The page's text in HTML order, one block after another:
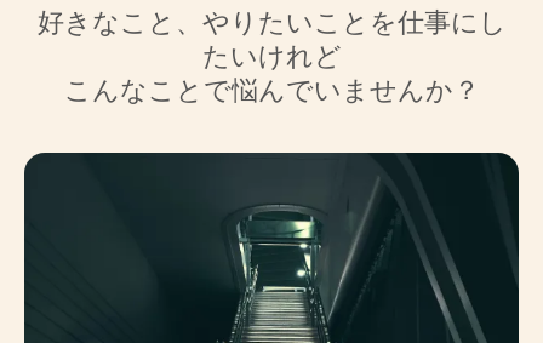
好きなこと、やりたいことを仕事にし
たいけれど
こんなことで悩んでいませんか？